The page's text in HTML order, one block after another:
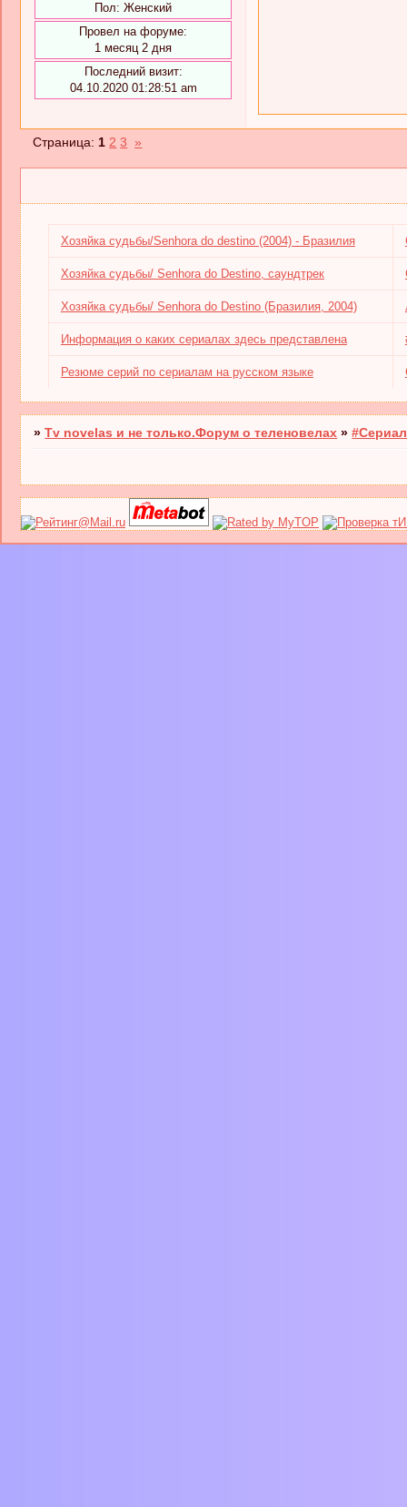
Пол: Женский
Провел на форуме:
1 месяц 2 дня
Последний визит:
04.10.2020 01:28:51 am
Страница: 1 2 3 »
Хозяйка судьбы/Senhora do destino (2004) - Бразилия
Хозяйка судьбы/ Senhora do Destino, саундтрек
Хозяйка судьбы/ Senhora do Destino (Бразилия, 2004)
Информация о каких сериалах здесь представлена
Резюме серий по сериалам на русском языке
»Tv novelas и не только.Форум о теленовелах »